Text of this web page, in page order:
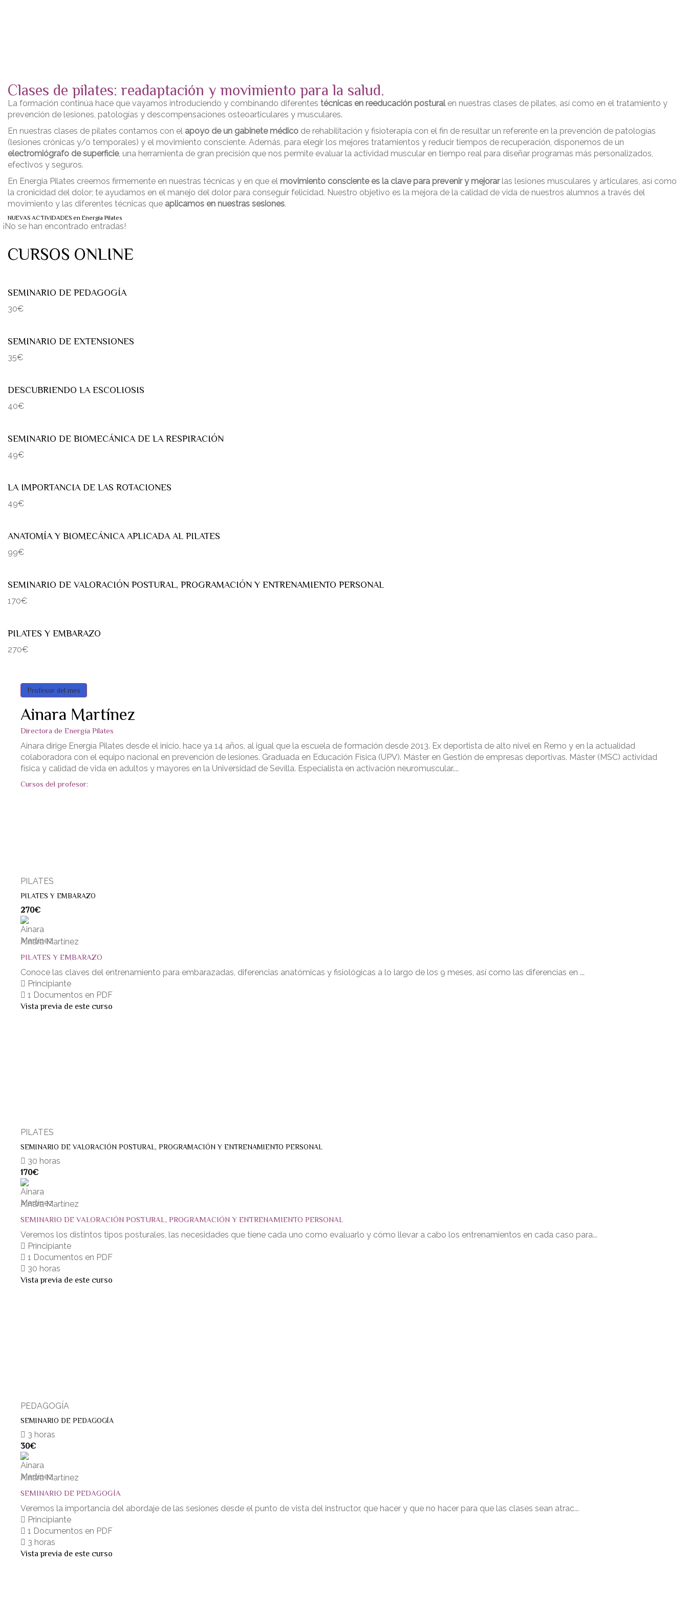
Clases de pilates: readaptación y movimiento para la salud.
La formación continúa hace que vayamos introduciendo y combinando diferentes técnicas en reeducación posturalen nuestras clases de pilates, así como en el tratamiento y
prevención de lesiones, patologías y descompensaciones osteoarticulares y musculares.
En nuestras clases de pilates contamos con el apoyo de un gabinete médico de rehabilitación y fisioterapia con el fin de resultar un referente en la prevención de patologías
(lesiones crónicas y/o temporales) y el movimiento consciente. Además, para elegir los mejores tratamientos y reducir tiempos de recuperación, disponemos de un
electromiógrafo de superficie, una herramienta de gran precisión que nos permite evaluar la actividad muscular en tiempo real para diseñar programas más personalizados,
efectivos y seguros.
En Energia Pilates creemos firmemente en nuestras técnicas y en que el movimiento consciente es la clave para prevenir y mejorarlas lesiones musculares y articulares, así como
la cronicidad del dolor; te ayudamos en el manejo del dolor para conseguir felicidad. Nuestro objetivo es la mejora de la calidad de vida de nuestros alumnos a través del
movimiento y las diferentes técnicas que aplicamos en nuestras sesiones.
NUEVAS ACTIVIDADES en Energía Pilates
¡No se han encontrado entradas!
CURSOS ONLINE
SEMINARIO DE PEDAGOGÍA
30€
SEMINARIO DE EXTENSIONES
35€
DESCUBRIENDO LA ESCOLIOSIS
40€
SEMINARIO DE BIOMECÁNICA DE LA RESPIRACIÓN
49€
LA IMPORTANCIA DE LAS ROTACIONES
49€
ANATOMÍA Y BIOMECÁNICA APLICADA AL PILATES
99€
SEMINARIO DE VALORACIÓN POSTURAL, PROGRAMACIÓN Y ENTRENAMIENTO PERSONAL
170€
PILATES Y EMBARAZO
270€
Profesor del mes
Ainara Martínez
Directora de Energía Pilates
Ainara dirige Energía Pilates desde el inicio, hace ya 14 años, al igual que la escuela de formación desde 2013. Ex deportista de alto nivel en Remo y en la actualidad
colaboradora con el equipo nacional en prevención de lesiones. Graduada en Educación Física (UPV). Máster en Gestión de empresas deportivas. Máster (MSC) actividad
física y calidad de vida en adultos y mayores en la Universidad de Sevilla. Especialista en activación neuromuscular....
Cursos del profesor:
PILATES
PILATES Y EMBARAZO
270€
Ainara Martínez
PILATES Y EMBARAZO
Conoce las claves del entrenamiento para embarazadas, diferencias anatómicas y fisiológicas a lo largo de los 9 meses, así como las diferencias en ...
Principiante
1 Documentos en PDF
Vista previa de este curso
PILATES
SEMINARIO DE VALORACIÓN POSTURAL, PROGRAMACIÓN Y ENTRENAMIENTO PERSONAL
30 horas
170€
Ainara Martínez
SEMINARIO DE VALORACIÓN POSTURAL, PROGRAMACIÓN Y ENTRENAMIENTO PERSONAL
Veremos los distintos tipos posturales, las necesidades que tiene cada uno como evaluarlo y cómo llevar a cabo los entrenamientos en cada caso para...
Principiante
1 Documentos en PDF
30 horas
Vista previa de este curso
PEDAGOGÍA
SEMINARIO DE PEDAGOGÍA
3 horas
30€
Ainara Martínez
SEMINARIO DE PEDAGOGÍA
Veremos la importancia del abordaje de las sesiones desde el punto de vista del instructor, que hacer y que no hacer para que las clases sean atrac...
Principiante
1 Documentos en PDF
3 horas
Vista previa de este curso